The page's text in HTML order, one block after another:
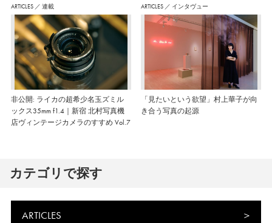
ARTICLES ／ 連載
非公開: ライカの超希少名玉ズミル
ックス35mm f1.4｜新宿 北村写真機
店ヴィンテージカメラのすすめ Vol.7
ARTICLES ／ インタヴュー
「見たいという欲望」村上華子が向
き合う写真の起源
カテゴリで探す
ARTICLES